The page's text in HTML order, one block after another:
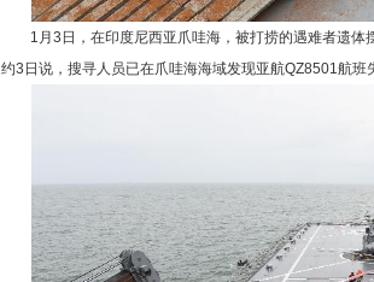
1月3日，在印度尼西亚爪哇海，被打捞的遇难者遗体
约3日说，搜寻人员已在爪哇海海域发现亚航QZ8501航班